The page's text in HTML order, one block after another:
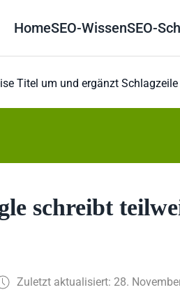
HomeSEO-WissenSEO-
Titel um und ergänzt Schlagzeile
schreibt
Zuletzt aktualisiert: 28.